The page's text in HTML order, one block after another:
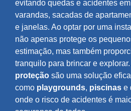
evitando quedas e acidentes
varandas, sacadas de
e janelas. Ao optar por uma
não apenas protege os
estimação, mas também
tranquilo para brincar e
proteção são uma solução
como playgrounds, piscinas e
onde o risco de acidentes é